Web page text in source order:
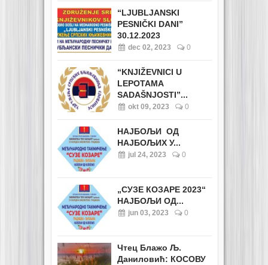
“LJUBLJANSKI
PESNIČKI DANI”
30.12.2023
dec 02, 2023 0
“KNJIŽEVNICI U
LEPOTAMA
SADAŠNJOSTI”...
okt 09, 2023 0
НАЈБОЉИ ОД
НАЈБОЉИХ У...
jul 24, 2023 0
„СУЗЕ КОЗАРЕ 2023“
НАЈБОЉИ ОД...
jun 03, 2023 0
Чтец Блажо Љ.
Даниловић: КОСОВУ